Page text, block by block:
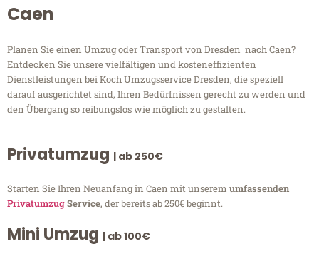
Caen
Planen Sie einen Umzug oder Transport von Dresden nach Caen?
Entdecken Sie unsere vielfältigen und kosteneffizienten
Dienstleistungen bei Koch Umzugsservice Dresden, die speziell
darauf ausgerichtet sind, Ihren Bedürfnissen gerecht zu werden und
den Übergang so reibungslos wie möglich zu gestalten.
Privatumzug | ab 250€
Starten Sie Ihren Neuanfang in Caen mit unserem umfassenden
PrivatumzugService, der bereits ab 250€ beginnt.
Mini Umzug | ab 100€